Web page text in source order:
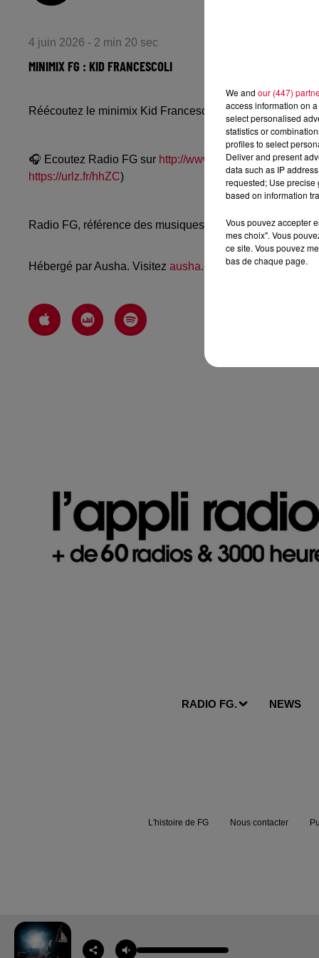
4 juin 2026 - 2 min 20 sec
MINIMIX FG : KID FRANCESCOLI
Réécoutez le minimix Kid Francescoli avec The Player /
🎧 Ecoutez Radio FG sur http://www.radiofg.com 📱 et sur
https://urlz.fr/hhZC)
Radio FG, référence des musiques électroniques,
Hébergé par Ausha. Visitez ausha.co/politique-de-
RADIO FG. NEWS
L'histoire de FG Nous contacter
We and our (447)
access information on
select personalised
statistics or
profiles to select
Deliver and present
data such as IP
requested; Use precise
based on information
Vous pouvez accepter
mes choix". Vous
ce site. Vous pouvez
bas de chaque page.